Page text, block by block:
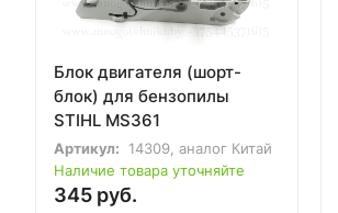
Блок двигателя (шорт-
блок) для бензопилы
STIHL MS361
Артикул:
14309, аналог Китай
Наличие товара уточняйте
345 руб.